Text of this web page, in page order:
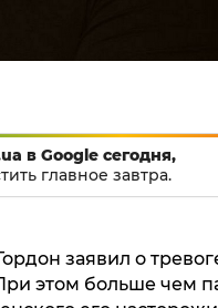
в Google сегодня,
главное завтра.
заявил о
этом больше чем